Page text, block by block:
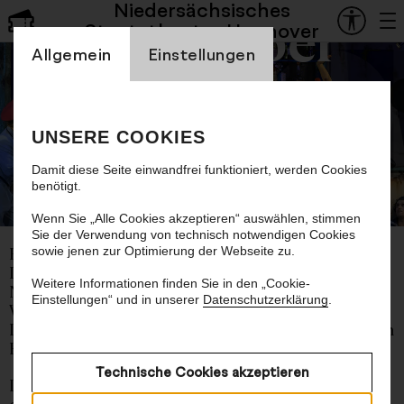
Einstellung Cookienbanner
Allgemein
Einstellungen
UNSERE COOKIES
Damit diese Seite einwandfrei funktioniert, werden Cookies
benötigt.
Wenn Sie „Alle Cookies akzeptieren“ auswählen, stimmen
Sie der Verwendung von technisch notwendigen Cookies
sowie jenen zur Optimierung der Webseite zu.
Weitere Informationen finden Sie in den „Cookie-
Einstellungen“ und in unserer Datenschutzerklärung
Technische Cookies akzeptieren
Niedersächsisches
Staatstheater Hannover
Staatsoper
Buch von Guy Bolton, P. G. Wodehouse, Howard
Lindsay und Russel Crouse
Neufassung von Timothy Crouse und John
Weidman
Deutsche Fassung von Niklas Wagner und Roman
Hinze
Deutsch und Englisch mit deutschen Übertiteln